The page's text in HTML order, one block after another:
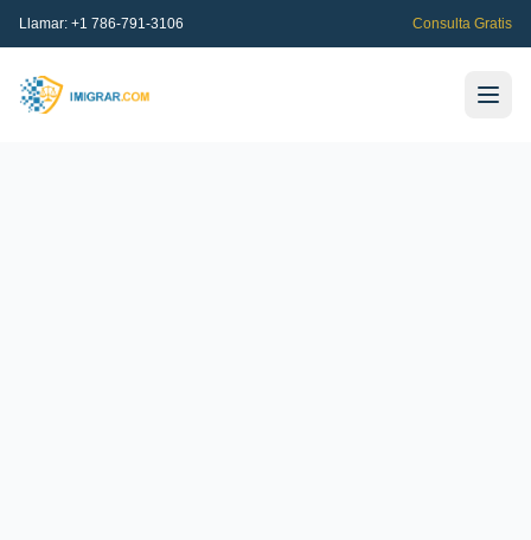
Llamar: +1 786-791-3106 Consulta Gratis